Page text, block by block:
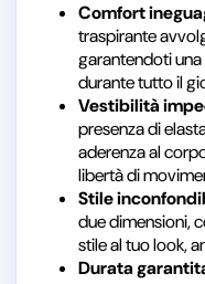
Comfort
traspirante
garantendoti
durante tutto il
Vestibilità
presenza di
aderenza al
libertà di
Stile
due dimensioni,
stile al tuo look,
Durata